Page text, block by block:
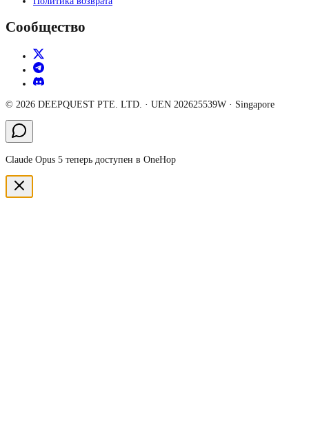
Сообщество
© 2026 DEEPQUEST PTE. LTD. · UEN 202625539W · Singapore
Claude Opus 5 теперь доступен в OneHop